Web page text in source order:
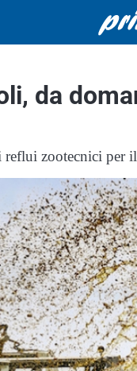
da
reflui zootecnici per